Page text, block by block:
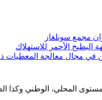
مجمع سونلغاز
البطيخ الأحمر للاستهلاك
في مجال معالجة
المحلي، الوطني وكذا